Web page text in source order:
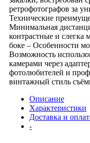
ретрофотографов за
Технические
Минимальная
контрастные и слегка
боке – Особенности
Возможность
камерами через
фотолюбителей и
винтажный стиль
Описание
Характеристики
Доставка и
-